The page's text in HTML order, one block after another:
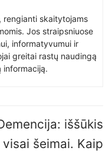
rengianti skaitytojams
Jos straipsniuose
informatyvumui ir
greitai rastų naudingą
informaciją.
iššūkis
visai šeimai. Kaip